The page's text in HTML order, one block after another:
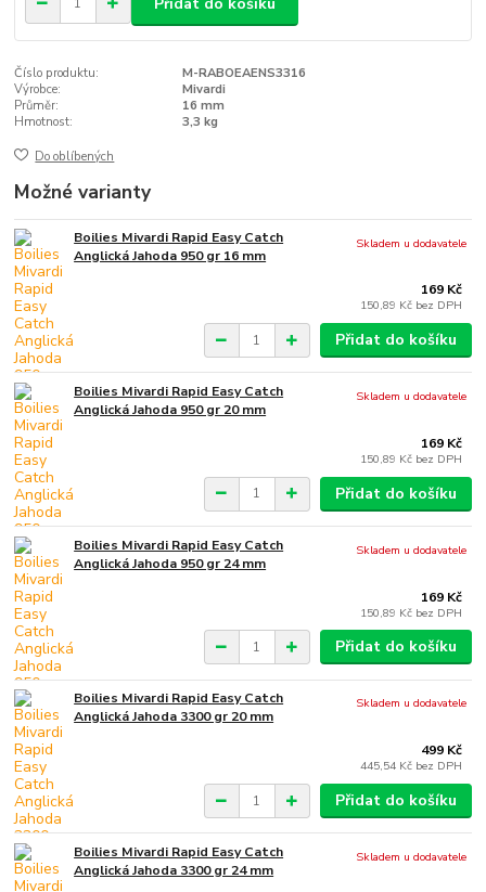
Číslo produktu:
M-RABOEAENS3316
Výrobce:
Mivardi
Průměr:
16 mm
Hmotnost:
3,3 kg
Do oblíbených
Možné varianty
Boilies Mivardi Rapid Easy Catch
Anglická Jahoda 950 gr 16 mm
169 Kč
150,89 Kč bez DPH
Skladem u dodavatele
Přidat do košíku
Boilies Mivardi Rapid Easy Catch
Anglická Jahoda 950 gr 20 mm
169 Kč
150,89 Kč bez DPH
Skladem u dodavatele
Přidat do košíku
Boilies Mivardi Rapid Easy Catch
Anglická Jahoda 950 gr 24 mm
169 Kč
150,89 Kč bez DPH
Skladem u dodavatele
Přidat do košíku
Boilies Mivardi Rapid Easy Catch
Anglická Jahoda 3300 gr 20 mm
499 Kč
445,54 Kč bez DPH
Skladem u dodavatele
Přidat do košíku
Boilies Mivardi Rapid Easy Catch
Anglická Jahoda 3300 gr 24 mm
Skladem u dodavatele